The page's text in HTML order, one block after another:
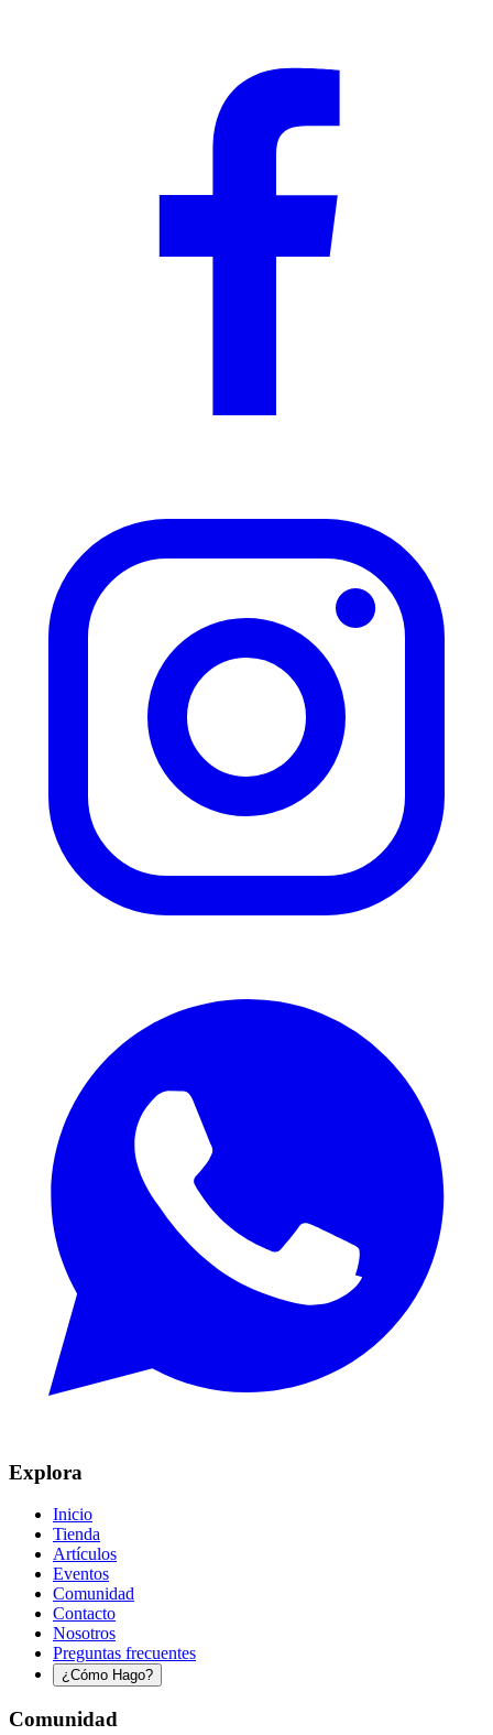
Explora
Inicio
Tienda
Artículos
Eventos
Comunidad
Contacto
Nosotros
Preguntas frecuentes
¿Cómo Hago?
Comunidad